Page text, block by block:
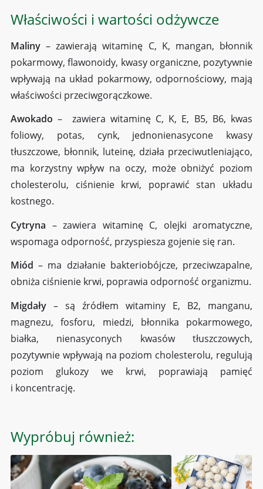
Właściwości i wartości odżywcze
Maliny – zawierają witaminę C, K, mangan, błonnik
pokarmowy, flawonoidy, kwasy organiczne, pozytywnie
wpływają na układ pokarmowy, odpornościowy, mają
właściwości przeciwgorączkowe.
Awokado – zawiera witaminę C, K, E, B5, B6, kwas
foliowy, potas, cynk, jednonienasycone kwasy
tłuszczowe, błonnik, luteinę, działa przeciwutleniająco,
ma korzystny wpływ na oczy, może obniżyć poziom
cholesterolu, ciśnienie krwi, poprawić stan układu
kostnego.
Cytryna – zawiera witaminę C, olejki aromatyczne,
wspomaga odporność, przyspiesza gojenie się ran.
Miód – ma działanie bakteriobójcze, przeciwzapalne,
obniża ciśnienie krwi, poprawia odporność organizmu.
Migdały – są źródłem witaminy E, B2, manganu,
magnezu, fosforu, miedzi, błonnika pokarmowego,
białka, nienasyconych kwasów tłuszczowych,
pozytywnie wpływają na poziom cholesterolu, regulują
poziom glukozy we krwi, poprawiają pamięć
i koncentrację.
Wypróbuj również: